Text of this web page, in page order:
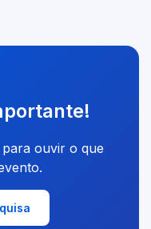
para ouvir o que